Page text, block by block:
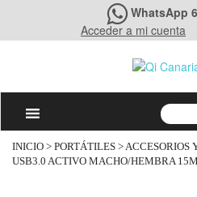
WhatsApp
Acceder a mi cuenta
INICIO > PORTÁTILES >ACCESORIOS
USB3.0 ACTIVO MACHO/HEMBRA